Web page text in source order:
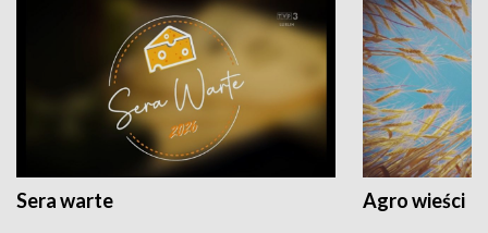
Sera warte Agro wieści